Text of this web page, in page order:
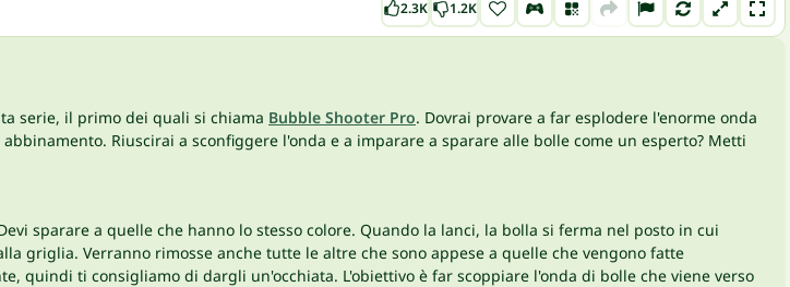
2.3K 1.2K
serie, il primo dei quali si chiama Bubble Shooter Pro. Dovrai provare a far esplodere l'enorme onda
Riuscirai a sconfiggere l'onda e a imparare a sparare alle bolle come un esperto? Metti
sparare a quelle che hanno lo stesso colore. Quando la lanci, la bolla si ferma nel posto in cui
griglia. Verranno rimosse anche tutte le altre che sono appese a quelle che vengono fatte
quindi ti consigliamo di dargli un'occhiata. L'obiettivo è far scoppiare l'onda di bolle che viene verso